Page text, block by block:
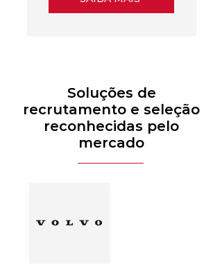
Soluções de
recrutamento e seleção
reconhecidas pelo
mercado